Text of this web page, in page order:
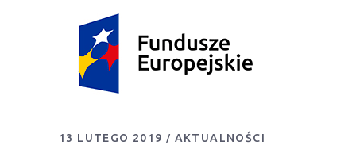
13 LUTEGO 2019 AKTUALNOŚCI